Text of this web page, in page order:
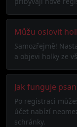
Můžu oslovit
Samozřejmě!
a objevi holky ze
Jak funguje
Po registraci
účet nabízí
schránky.